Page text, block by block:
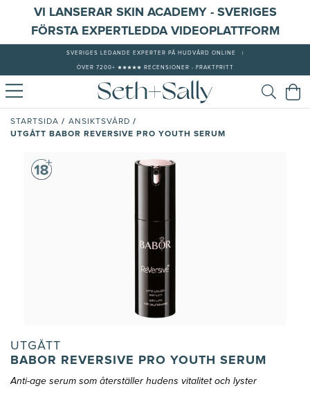
VI LANSERAR SKIN ACADEMY - SVERIGES
FÖRSTA EXPERTLEDDA VIDEOPLATTFORM
SVERIGES LEDANDE EXPERTER PÅ HUDVÅRD ONLINE
ÖVER 7200+ ★★★★★ RECENSIONER - FRAKTFRITT
STARTSIDA / ANSIKTSVÅRD /
UTGÅTT BABOR REVERSIVE PRO YOUTH SERUM
UTGÅTT
BABOR REVERSIVE PRO YOUTH SERUM
Anti-age serum som återställer hudens vitalitet och lyster